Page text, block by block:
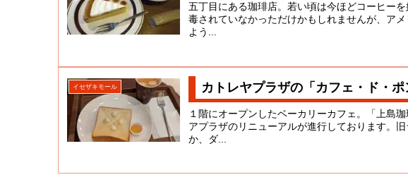
五丁目にある珈琲店。若い頃は今ほどコーヒー
毒されていなかっただけかもしれませんが、ア
よう...
イセザキモール カトレヤプラザの「カフェ・ド・
１階にオープンしたベーカリーカフェ。「上島
アプラザのリニューアルが進行しております。
か、ダ...